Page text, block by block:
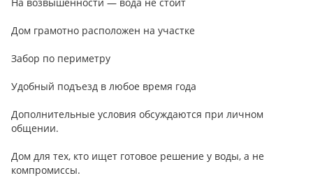
Дом грамотно расположен на участке
Забор по периметру
Удобный подъезд в любое время года
Дополнительные условия обсуждаются при личном
общении.
Дом для тех, кто ищет готовое решение у воды, а не
компромиссы.